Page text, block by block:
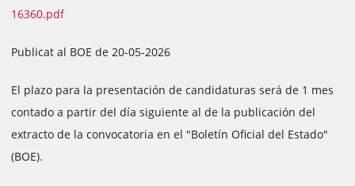
16360.pdf
Publicat al BOE de 20-05-2026
El plazo para la presentación de candidaturas será de 1 mes
contado a partir del día siguiente al de la publicación del
extracto de la convocatoria en el "Boletín Oficial del Estado"
(BOE).